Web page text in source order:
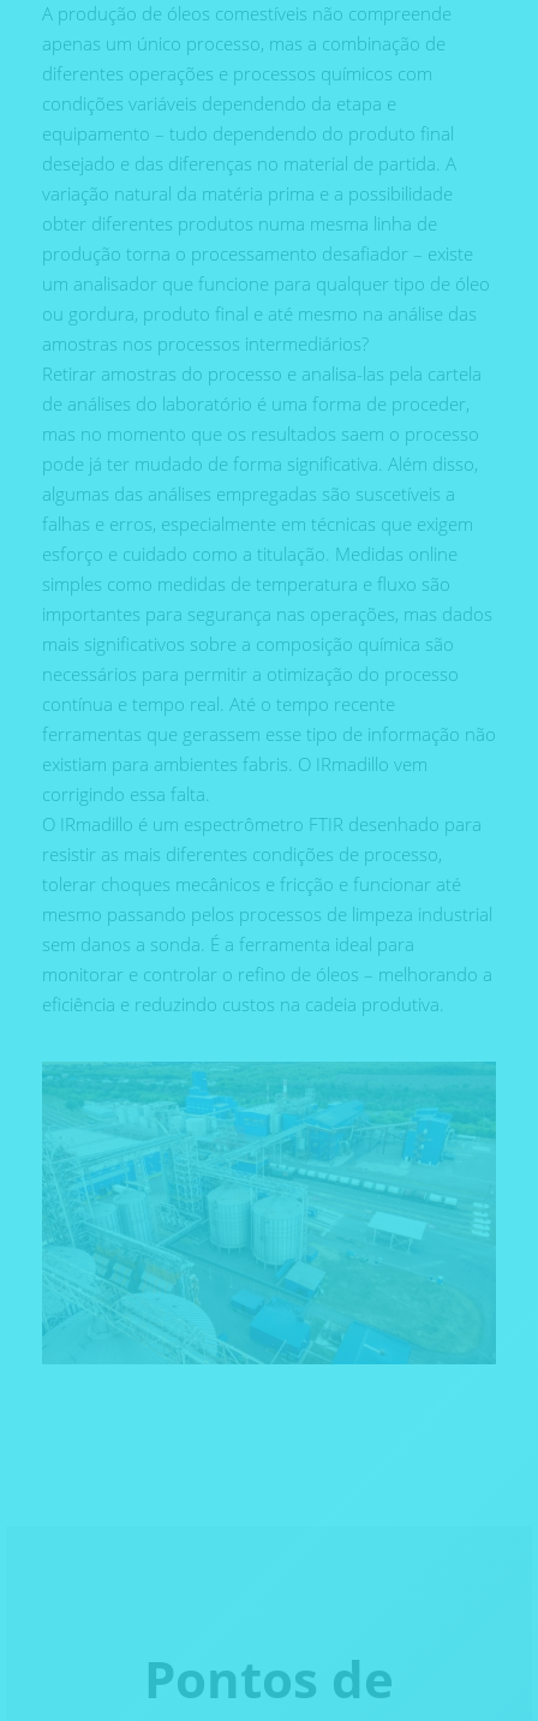
A produção de óleos comestíveis não compreende
apenas um único processo, mas a combinação de
diferentes operações e processos químicos com
condições variáveis dependendo da etapa e
equipamento – tudo dependendo do produto final
desejado e das diferenças no material de partida. A
variação natural da matéria prima e a possibilidade
obter diferentes produtos numa mesma linha de
produção torna o processamento desafiador – existe
um analisador que funcione para qualquer tipo de óleo
ou gordura, produto final e até mesmo na análise das
amostras nos processos intermediários?
Retirar amostras do processo e analisa-las pela cartela
de análises do laboratório é uma forma de proceder,
mas no momento que os resultados saem o processo
pode já ter mudado de forma significativa. Além disso,
algumas das análises empregadas são suscetíveis a
falhas e erros, especialmente em técnicas que exigem
esforço e cuidado como a titulação. Medidas online
simples como medidas de temperatura e fluxo são
importantes para segurança nas operações, mas dados
mais significativos sobre a composição química são
necessários para permitir a otimização do processo
contínua e tempo real. Até o tempo recente
ferramentas que gerassem esse tipo de informação não
existiam para ambientes fabris. O IRmadillo vem
corrigindo essa falta.
O IRmadillo é um espectrômetro FTIR desenhado para
resistir as mais diferentes condições de processo,
tolerar choques mecânicos e fricção e funcionar até
mesmo passando pelos processos de limpeza industrial
sem danos a sonda. É a ferramenta ideal para
monitorar e controlar o refino de óleos – melhorando a
eficiência e reduzindo custos na cadeia produtiva.
Pontos de